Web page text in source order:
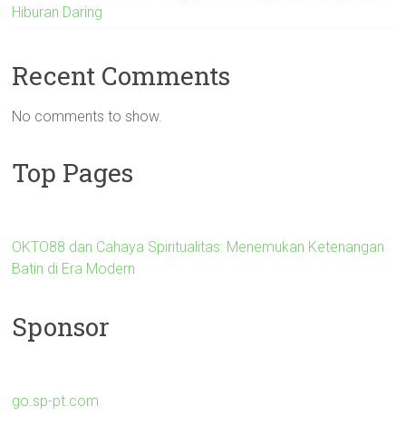
Hiburan Daring
Recent Comments
No comments to show.
Top Pages
OKTO88 dan Cahaya Spiritualitas: Menemukan Ketenangan
Batin di Era Modern
Sponsor
go.sp-pt.com